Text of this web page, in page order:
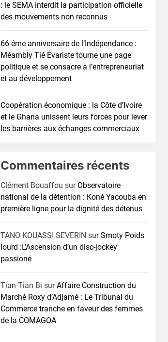
: le SEMA interdit la participation officielle
des mouvements non reconnus
66 éme anniversaire de l’Indépendance :
Méambly Tié Évariste tourne une page
politique et se consacre à l’entrepreneuriat
et au développement
Coopération économique : la Côte d’Ivoire
et le Ghana unissent leurs forces pour lever
les barrières aux échanges commerciaux
Commentaires récents
Clément Bouaffou sur Observatoire
national de la détention : Koné Yacouba en
première ligne pour la dignité des détenus
TANO KOUASSI SEVERIN surSmoty Poids
lourd :L’Ascension d’un disc-jockey
passioné
Tian Tian Bi surAffaire Construction du
Marché Roxy d’Adjamé : Le Tribunal du
Commerce tranche en faveur des femmes
de la COMAGOA